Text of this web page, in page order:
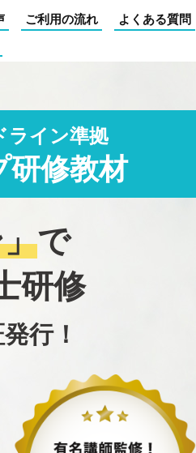
ご利用の流れ よくある質問
ライン準拠
研修教材
で
研修
行！